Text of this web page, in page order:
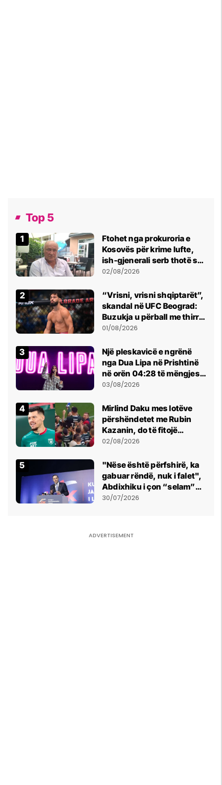
Top 5
Ftohet nga prokuroria e
Kosovës për krime lufte,
ish-gjenerali serb thotë se
dikush e tradhtoi në
02/08/2026
“Vrisni, vrisni shqiptarët”,
skandal në UFC Beograd:
Buzukja u përball me thirrje
anti-shqiptare nga
01/08/2026
Një pleskavicë e ngrënë
nga Dua Lipa në Prishtinë
në orën 04:28 të mëngjesit
- dhe bota digjitale serbe
03/08/2026
Mirlind Daku mes lotëve
përshëndetet me Rubin
Kazanin, do të fitojë
miliona te Spartak Moska
02/08/2026
"Nëse është përfshirë, ka
gabuar rëndë, nuk i falet",
Abdixhiku i çon “selam”
Përparim Ramës
30/07/2026